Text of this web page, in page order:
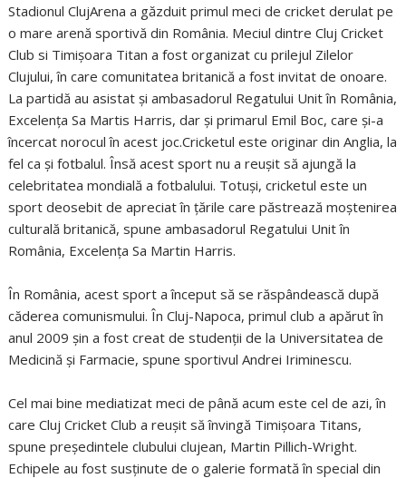
Stadionul ClujArena a găzduit primul meci de cricket derulat pe
o mare arenă sportivă din România. Meciul dintre Cluj Cricket
Club si Timișoara Titan a fost organizat cu prilejul Zilelor
Clujului, în care comunitatea britanică a fost invitat de onoare.
La partidă au asistat și ambasadorul Regatului Unit în România,
Excelența Sa Martis Harris, dar și primarul Emil Boc, care și-a
încercat norocul în acest joc.Cricketul este originar din Anglia, la
fel ca și fotbalul. Însă acest sport nu a reușit să ajungă la
celebritatea mondială a fotbalului. Totuși, cricketul este un
sport deosebit de apreciat în țările care păstrează moștenirea
culturală britanică, spune ambasadorul Regatului Unit în
România, Excelența Sa Martin Harris.
În România, acest sport a început să se răspândească după
căderea comunismului. În Cluj-Napoca, primul club a apărut în
anul 2009 șin a fost creat de studenții de la Universitatea de
Medicină și Farmacie, spune sportivul Andrei Iriminescu.
Cel mai bine mediatizat meci de până acum este cel de azi, în
care Cluj Cricket Club a reușit să învingă Timișoara Titans,
spune președintele clubului clujean, Martin Pillich-Wright.
Echipele au fost susținute de o galerie formată în special din